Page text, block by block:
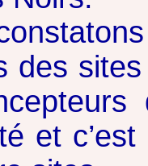
des
et